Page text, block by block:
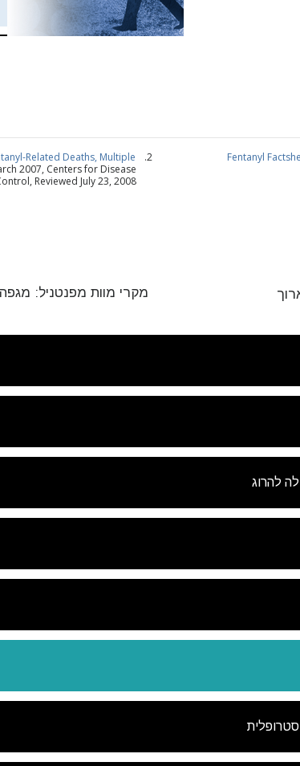
Fentanyl
Related Deaths, Multiple
2007, Centers for Disease
Reviewed July 23, 2008
מקרי מוות מפנטניל:
להרוג